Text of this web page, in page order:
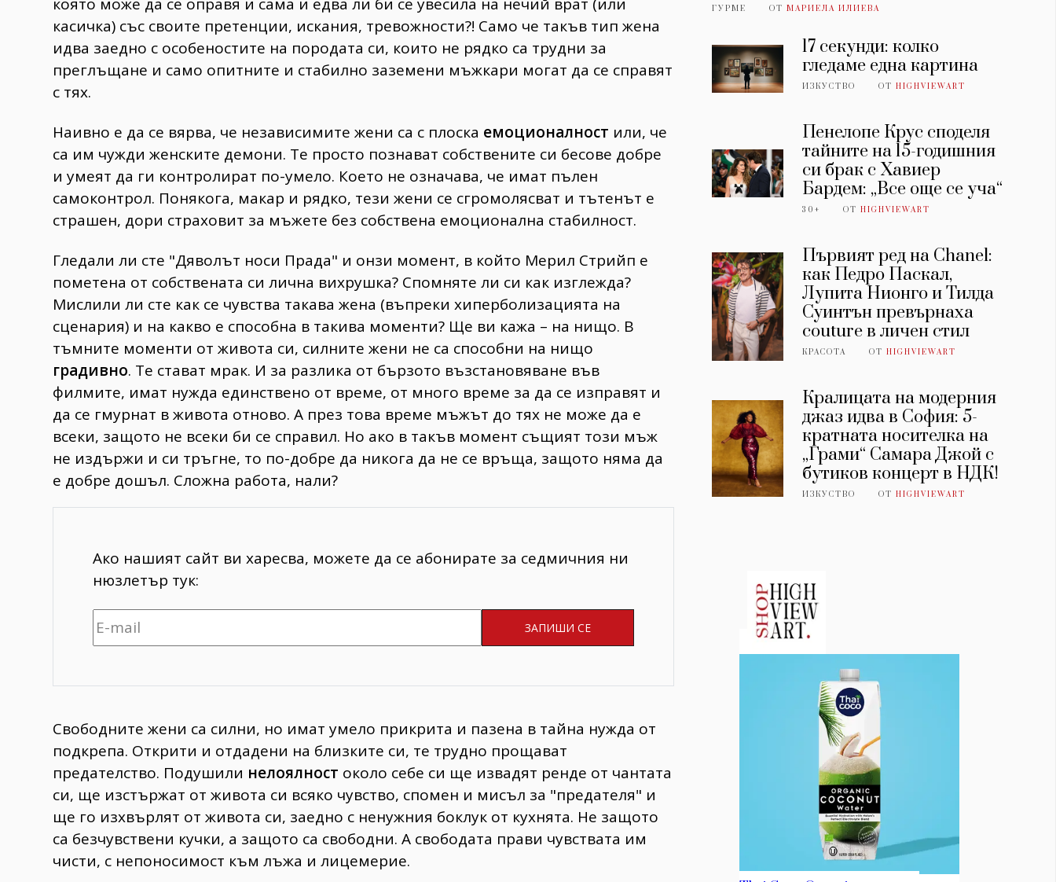
която може да се оправя и сама и едва ли би се увесила на нечий врат (или
касичка) със своите претенции, искания, тревожности?! Само че такъв тип жена
идва заедно с особеностите на породата си, които не рядко са трудни за
преглъщане и само опитните и стабилно заземени мъжкари могат да се справят
с тях.
Наивно е да се вярва, че независимите жени са с плоска емоционалност или, че
са им чужди женските демони. Те просто познават собствените си бесове добре
и умеят да ги контролират по-умело. Което не означава, че имат пълен
самоконтрол. Понякога, макар и рядко, тези жени се сгромолясват и тътенът е
страшен, дори страховит за мъжете без собствена емоционална стабилност.
Гледали ли сте "Дяволът носи Прада" и онзи момент, в който Мерил Стрийп е
пометена от собствената си лична вихрушка? Спомняте ли си как изглежда?
Мислили ли сте как се чувства такава жена (въпреки хиперболизацията на
сценария) и на какво е способна в такива моменти? Ще ви кажа – на нищо. В
тъмните моменти от живота си, силните жени не са способни на нищо
градивно. Те стават мрак. И за разлика от бързото възстановяване във
филмите, имат нужда единствено от време, от много време за да се изправят и
да се гмурнат в живота отново. А през това време мъжът до тях не може да е
всеки, защото не всеки би се справил. Но ако в такъв момент същият този мъж
не издържи и си тръгне, то по-добре да никога да не се връща, защото няма да
е добре дошъл. Сложна работа, нали?
Ако нашият сайт ви харесва, можете да се абонирате за седмичния ни
нюзлетър тук:
Свободните жени са силни, но имат умело прикрита и пазена в тайна нужда от
подкрепа. Открити и отдадени на близките си, те трудно прощават
предателство. Подушили нелоялност около себе си ще извадят ренде от чантата
си, ще изстържат от живота си всяко чувство, спомен и мисъл за "предателя" и
ще го изхвърлят от живота си, заедно с ненужния боклук от кухнята. Не защото
са безчувствени кучки, а защото са свободни. А свободата прави чувствата им
чисти, с непоносимост към лъжа и лицемерие.
ГУРМЕ ОТ МАРИЕЛА ИЛИЕВА
17 секунди: колко
гледаме една картина
ИЗКУСТВО ОТHIGHVIEWART
Пенелопе Крус споделя
тайните на 15-годишния
си брак с Хавиер
Бардем: „Все още се уча“
30+ ОТHIGHVIEWART
Първият ред на Chanel:
как Педро Паскал,
Лупита Нионго и Тилда
Суинтън превърнаха
couture в личен стил
КРАСОТА ОТHIGHVIEWART
Кралицата на модерния
джаз идва в София: 5-
кратната носителка на
„Грами“ Самара Джой с
бутиков концерт в НДК!
ИЗКУСТВО ОТHIGHVIEWART